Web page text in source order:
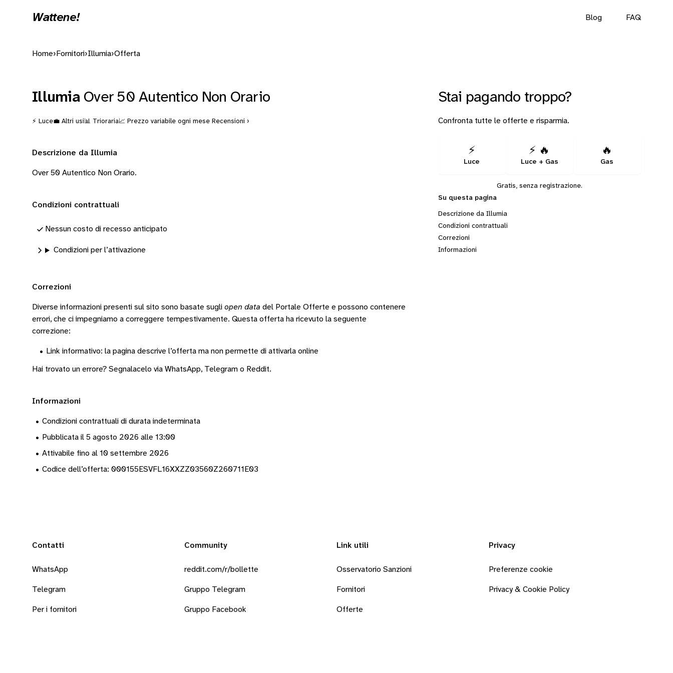
Wattene! Blog FAQ
Home› Fornitori›Illumia›Offerta
Illumia Over 50 Autentico Non Orario
⚡ Luce💼 Altri usi📊 Trioraria📈 Prezzo variabile ogni mese Recensioni ›
Descrizione da Illumia
Over 50 Autentico Non Orario.
Condizioni contrattuali
Nessun costo di recesso anticipato
Condizioni per l’attivazione
Correzioni
Diverse informazioni presenti sul sito sono basate sugli open data del Portale Offerte e possono contenere
errori, che ci impegniamo a correggere tempestivamente. Questa offerta ha ricevuto la seguente
correzione:
• Link informativo: la pagina descrive l’offerta ma non permette di attivarla online
Hai trovato un errore? Segnalacelo via WhatsApp, Telegram o Reddit.
Informazioni
• Condizioni contrattuali di durata indeterminata
• Pubblicata il 5 agosto 2026 alle 13:00
• Attivabile fino al 10 settembre 2026
• Codice dell’offerta: 000155ESVFL16XXZZ03560Z260711E03
Stai pagando troppo?
Confronta tutte le offerte e risparmia.
⚡
Luce
⚡ 🔥
Luce + Gas
🔥
Gas
Gratis, senza registrazione.
Su questa pagina
Descrizione da Illumia
Condizioni contrattuali
Correzioni
Informazioni
Contatti
WhatsApp
Telegram
Per i fornitori
Community
reddit.com/r/bollette
Gruppo Telegram
Gruppo Facebook
Link utili
Osservatorio Sanzioni
Fornitori
Offerte
Privacy
Preferenze cookie
Privacy & Cookie Policy